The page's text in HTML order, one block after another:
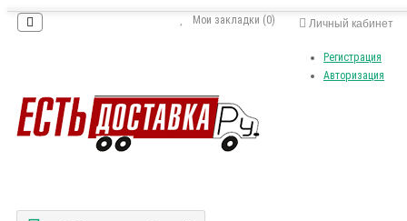
Личный кабинет
Регистрация
Авторизация
Мои закладки (0)